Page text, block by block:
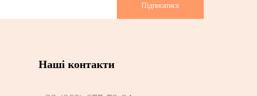
Підписатися
Наші контакти